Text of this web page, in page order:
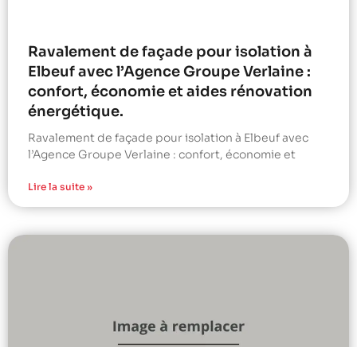
Ravalement de façade pour isolation à
Elbeuf avec l’Agence Groupe Verlaine :
confort, économie et aides rénovation
énergétique.
Ravalement de façade pour isolation à Elbeuf avec
l’Agence Groupe Verlaine : confort, économie et
Lire la suite »